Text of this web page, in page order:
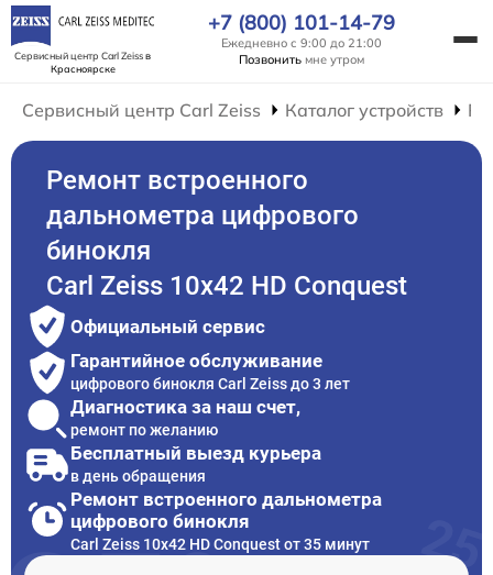
Сервисный центр Carl Zeissв
Красноярске
+7 (800) 101-14-79
Ежедневно с 9:00 до 21:00
Позвонить мне утром
Сервисный центр Carl Zeiss Каталог устройств
Ремонт встроенного
дальнометра цифрового
бинокля
Carl Zeiss 10x42 HD Conquest
Официальный сервис
Гарантийное обслуживание
цифрового бинокля Carl Zeiss до 3 лет
Диагностика за наш счет,
ремонт по желанию
Бесплатный выезд курьера
в день обращения
Ремонт встроенного дальнометра
цифрового бинокля
Carl Zeiss 10x42 HD Conquest от 35 минут